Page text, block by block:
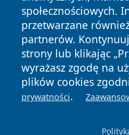
społecznościowych.
przetwarzane
partnerów.
strony lub klikając
wyrażasz zgodę na
plików cookies
prywatności.
News Autorzy